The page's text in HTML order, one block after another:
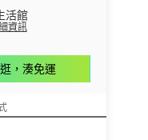
活館
資訊
，湊免運